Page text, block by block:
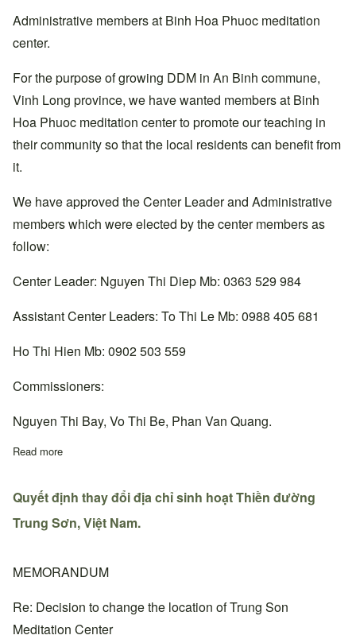
Administrative members at Binh Hoa Phuoc meditation
center.
For the purpose of growing DDM in An Binh commune,
Vinh Long province, we have wanted members at Binh
Hoa Phuoc meditation center to promote our teaching in
their community so that the local residents can benefit from
it.
We have approved the Center Leader and Administrative
members which were elected by the center members as
follow:
Center Leader: Nguyen Thi Diep Mb: 0363 529 984
Assistant Center Leaders: To Thi Le Mb: 0988 405 681
Ho Thi Hien Mb: 0902 503 559
Commissioners:
Nguyen Thi Bay, Vo Thi Be, Phan Van Quang.
Read more
Quyết định thay đổi địa chỉ sinh hoạt Thiền đường
Trung Sơn, Việt Nam.
MEMORANDUM
Re: Decision to change the location of Trung Son
Meditation Center